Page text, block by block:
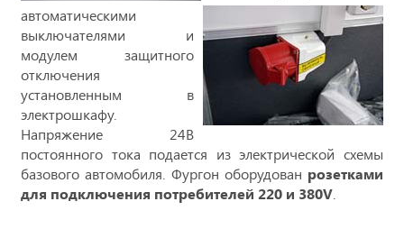
автоматическими
выключателями и
модулем защитного
отключения
установленным в
электрошкафу.
Напряжение 24В
постоянного тока подается из электрической схемы
базового автомобиля. Фургон оборудован розетками
для подключения потребителей 220 и 380V